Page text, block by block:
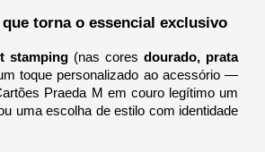
torna o essencial exclusivo
stamping (nas cores dourado, prata
toque personalizado ao acessório —
Praeda M em couro legítimo um
uma escolha de estilo com identidade